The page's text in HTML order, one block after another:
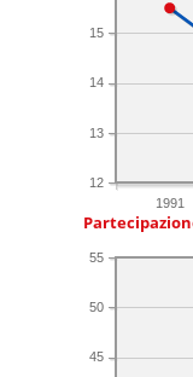
1991
12
13
14
15
45
50
55